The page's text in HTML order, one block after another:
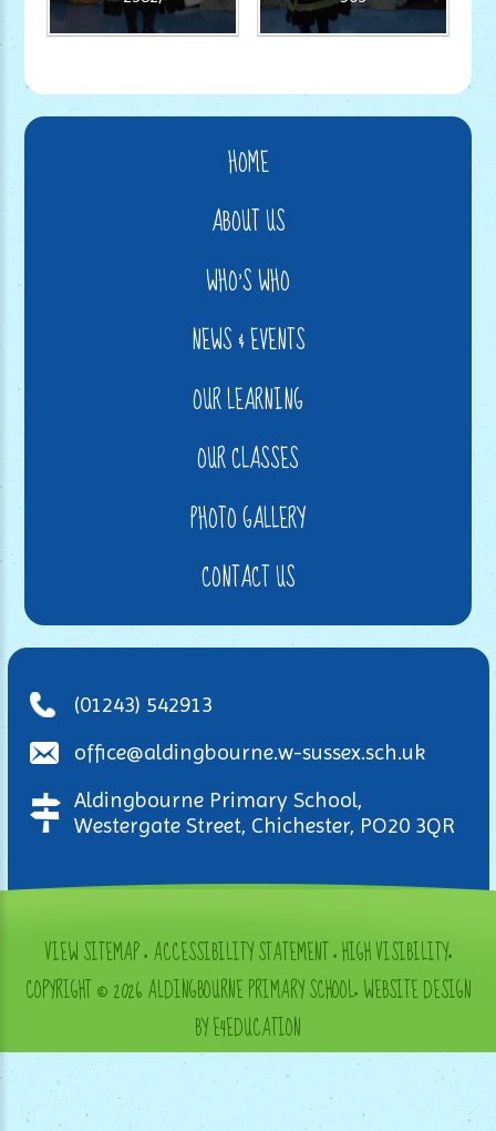
HOME
ABOUT US
WHO'S WHO
NEWS & EVENTS
OUR LEARNING
OUR CLASSES
PHOTO GALLERY
CONTACT US
(01243) 542913
office@aldingbourne.w-sussex.sch.uk
Aldingbourne Primary School,
Westergate Street, Chichester, PO20 3QR
VIEW SITEMAP•ACCESSIBILITY STATEMENT•HIGH VISIBILITY•
COPYRIGHT © 2026 ALDINGBOURNE PRIMARY SCHOOL•WEBSITE DESIGN
BY E4EDUCATION